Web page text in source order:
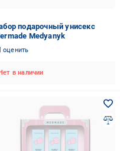
подарочный унисекс
Medyanyk
оценить
в наличии